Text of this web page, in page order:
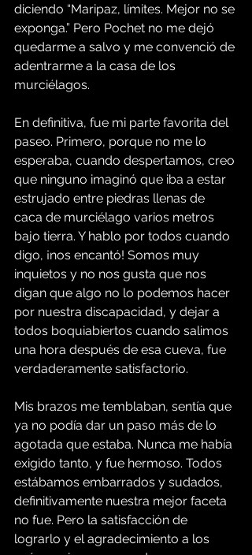
diciendo “Maripaz, límites. Mejor no se
exponga.” Pero Pochet no me dejó
quedarme a salvo y me convenció de
adentrarme a la casa de los
murciélagos.
En definitiva, fue mi parte favorita del
paseo. Primero, porque no me lo
esperaba, cuando despertamos, creo
que ninguno imaginó que iba a estar
estrujado entre piedras llenas de
caca de murciélago varios metros
bajo tierra. Y hablo por todos cuando
digo, ¡nos encantó! Somos muy
inquietos y no nos gusta que nos
digan que algo no lo podemos hacer
por nuestra discapacidad, y dejar a
todos boquiabiertos cuando salimos
una hora después de esa cueva, fue
verdaderamente satisfactorio.
Mis brazos me temblaban, sentía que
ya no podía dar un paso más de lo
agotada que estaba. Nunca me había
exigido tanto, y fue hermoso. Todos
estábamos embarrados y sudados,
definitivamente nuestra mejor faceta
no fue. Pero la satisfacción de
lograrlo y el agradecimiento a los